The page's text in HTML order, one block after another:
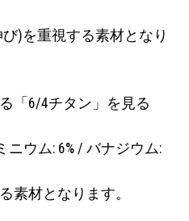
)を重視する素材となり
「6/4チタン」を見る
ニウム: 6% / バナジウム:
素材となります。